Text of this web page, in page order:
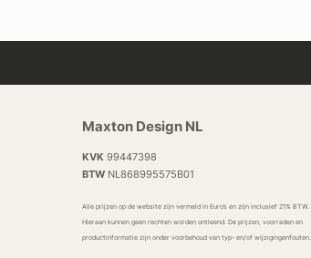
Maxton Design NL
KVK 99447398
BTWNL868995575B01
Alle prijzen op de website zijn vermeld in Euro’s en zijn inclusief 21% BTW.
Hieraan kunnen geen rechten worden ontleend. De prijzen, voorraden en
productinformatie zijn onder voorbehoud van typ- en/of wijzigingenfouten.